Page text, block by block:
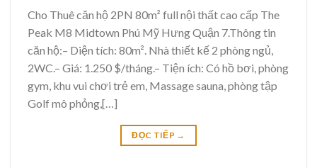
Cho Thuê căn hộ 2PN 80m² full nội thất cao cấp The
Peak M8 Midtown Phú Mỹ Hưng Quận 7.Thông tin
căn hộ:– Diện tích: 80m². Nhà thiết kế 2 phòng ngủ,
2WC.– Giá: 1.250 $/tháng.– Tiện ích: Có hồ bơi, phòng
gym, khu vui chơi trẻ em, Massage sauna, phòng tập
Golf mô phỏng,[…]
ĐỌC TIẾP →